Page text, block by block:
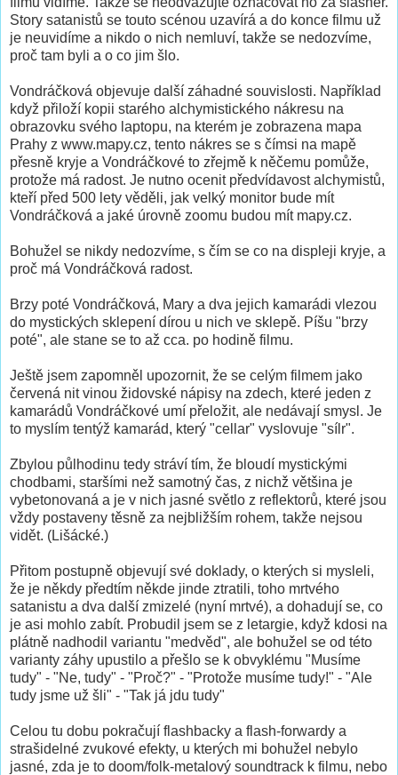
Story satanistů se touto scénou uzavírá a do konce filmu už
je neuvidíme a nikdo o nich nemluví, takže se nedozvíme,
proč tam byli a o co jim šlo.
Vondráčková objevuje další záhadné souvislosti. Například
když přiloží kopii starého alchymistického nákresu na
obrazovku svého laptopu, na kterém je zobrazena mapa
Prahy z www.mapy.cz, tento nákres se s čímsi na mapě
přesně kryje a Vondráčkové to zřejmě k něčemu pomůže,
protože má radost. Je nutno ocenit předvídavost alchymistů,
kteří před 500 lety věděli, jak velký monitor bude mít
Vondráčková a jaké úrovně zoomu budou mít mapy.cz.
Bohužel se nikdy nedozvíme, s čím se co na displeji kryje, a
proč má Vondráčková radost.
Brzy poté Vondráčková, Mary a dva jejich kamarádi vlezou
do mystických sklepení dírou u nich ve sklepě. Píšu "brzy
poté", ale stane se to až cca. po hodině filmu.
Ještě jsem zapomněl upozornit, že se celým filmem jako
červená nit vinou židovské nápisy na zdech, které jeden z
kamarádů Vondráčkové umí přeložit, ale nedávají smysl. Je
to myslím tentýž kamarád, který "cellar" vyslovuje "sílr".
Zbylou půlhodinu tedy stráví tím, že bloudí mystickými
chodbami, staršími než samotný čas, z nichž většina je
vybetonovaná a je v nich jasné světlo z reflektorů, které jsou
vždy postaveny těsně za nejbližším rohem, takže nejsou
vidět. (Lišácké.)
Přitom postupně objevují své doklady, o kterých si mysleli,
že je někdy předtím někde jinde ztratili, toho mrtvého
satanistu a dva další zmizelé (nyní mrtvé), a dohadují se, co
je asi mohlo zabít. Probudil jsem se z letargie, když kdosi na
plátně nadhodil variantu "medvěd", ale bohužel se od této
varianty záhy upustilo a přešlo se k obvyklému "Musíme
tudy" - "Ne, tudy" - "Proč?" - "Protože musíme tudy!" - "Ale
tudy jsme už šli" - "Tak já jdu tudy"
Celou tu dobu pokračují flashbacky a flash-forwardy a
strašidelné zvukové efekty, u kterých mi bohužel nebylo
jasné, zda je to doom/folk-metalový soundtrack k filmu, nebo